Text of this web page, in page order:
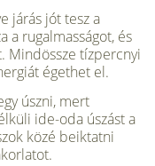
járás jót tesz a
a rugalmasságot, és
Mindössze tízpercnyi
égethet el.
úszni, mert
ide-oda úszást a
közé beiktatni